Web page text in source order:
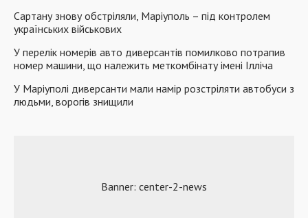
Сартану знову обстріляли, Маріуполь – під контролем
українських військових
У перелік номерів авто диверсантів помилково потрапив
номер машини, що належить меткомбінату імені Ілліча
У Маріуполі диверсанти мали намір розстріляти автобуси з
людьми, ворогів знищили